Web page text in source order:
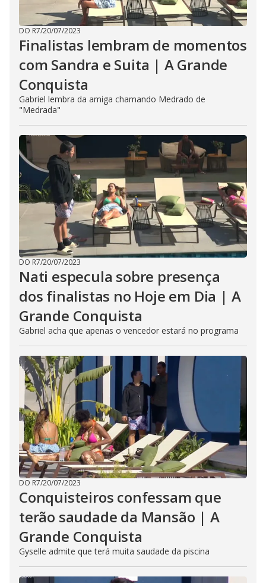
DO R7/20/07/2023
Finalistas lembram de momentos
com Sandra e Suita | A Grande
Conquista
Gabriel lembra da amiga chamando Medrado de
"Medrada"
DO R7/20/07/2023
Nati especula sobre presença
dos finalistas no Hoje em Dia | A
Grande Conquista
Gabriel acha que apenas o vencedor estará no programa
DO R7/20/07/2023
Conquisteiros confessam que
terão saudade da Mansão | A
Grande Conquista
Gyselle admite que terá muita saudade da piscina